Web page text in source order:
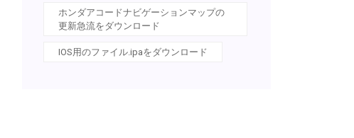
ホンダアコードナビゲーションマップの
更新急流をダウンロード
IOS用のファイル.ipaをダウンロード